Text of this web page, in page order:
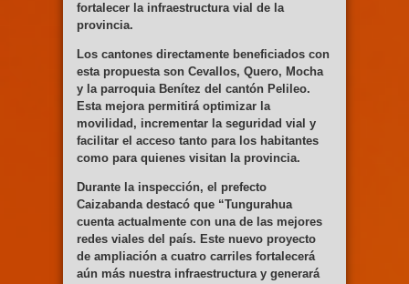
fortalecer la infraestructura vial de la
provincia.
Los cantones directamente beneficiados con
esta propuesta son Cevallos, Quero, Mocha
y la parroquia Benítez del cantón Pelileo.
Esta mejora permitirá optimizar la
movilidad, incrementar la seguridad vial y
facilitar el acceso tanto para los habitantes
como para quienes visitan la provincia.
Durante la inspección, el prefecto
Caizabanda destacó que “Tungurahua
cuenta actualmente con una de las mejores
redes viales del país. Este nuevo proyecto
de ampliación a cuatro carriles fortalecerá
aún más nuestra infraestructura y generará